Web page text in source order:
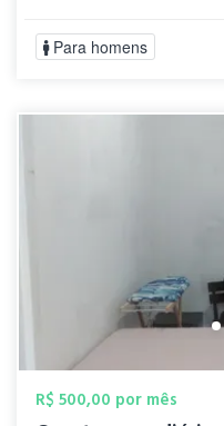
Para homens
R$ 500,00 por mês